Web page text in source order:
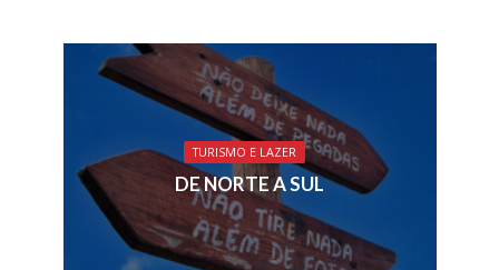
TURISMO E LAZER
DE NORTE A SUL